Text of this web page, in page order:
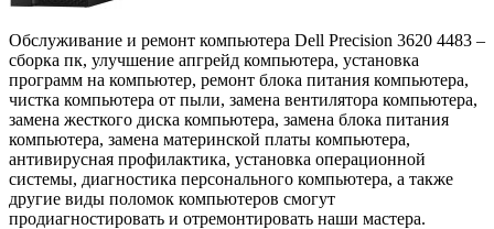
Обслуживание и ремонт компьютера Dell Precision 3620 4483 –
сборка пк, улучшение апгрейд компьютера, установка
программ на компьютер, ремонт блока питания компьютера,
чистка компьютера от пыли, замена вентилятора компьютера,
замена жесткого диска компьютера, замена блока питания
компьютера, замена материнской платы компьютера,
антивирусная профилактика, установка операционной
системы, диагностика персонального компьютера, а также
другие виды поломок компьютеров смогут
продиагностировать и отремонтировать наши мастера.